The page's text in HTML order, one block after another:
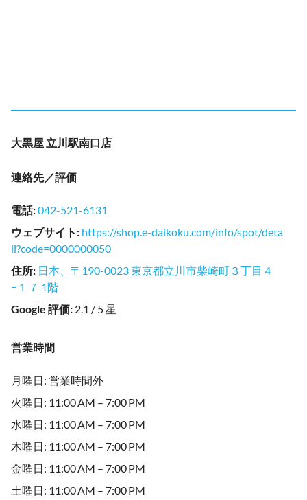
大黒屋 立川駅南口店
連絡先／評価
電話:042-521-6131
ウェブサイト : https://shop.e-daikoku.com/info/spot/deta
il?code=0000000050
住所: 日本、〒190-0023 東京都立川市柴崎町３丁目４
−１７ 1階
Google 評価: 2.1 / 5 星
営業時間
月曜日: 営業時間外
火曜日: 11:00 AM – 7:00 PM
水曜日: 11:00 AM – 7:00 PM
木曜日: 11:00 AM – 7:00 PM
金曜日: 11:00 AM – 7:00 PM
土曜日: 11:00 AM – 7:00 PM